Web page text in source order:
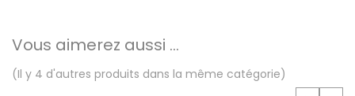
Vous aimerez aussi ...
(Il y 4 d'autres produits dans la même catégorie)